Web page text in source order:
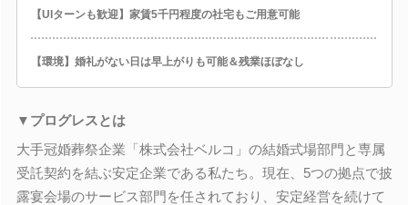
【UIターンも歓迎】家賃5千円程度の社宅もご用意可能
【環境】婚礼がない日は早上がりも可能＆残業ほぼなし
▼プログレスとは
大手冠婚葬祭企業「株式会社ベルコ」の結婚式場部門と専属
受託契約を結ぶ安定企業である私たち。現在、5つの拠点で披
露宴会場のサービス部門を任されており、安定経営を続けて